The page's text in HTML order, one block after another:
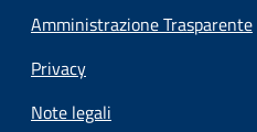
Amministrazione Trasparente
Privacy
Note legali